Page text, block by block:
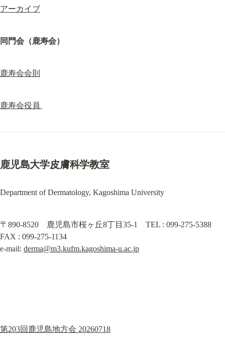
アーカイブ
同門会（鹿寿会）
鹿寿会会則
鹿寿会役員
鹿児島大学皮膚科学教室
Department of Dermatology, Kagoshima University
〒890-8520　鹿児島市桜ヶ丘8丁目35-1　TEL : 099-275-5388
FAX : 099-275-1134
e-mail: derma@m3.kufm.kagoshima-u.ac.jp
第203回鹿児島地方会 20260718